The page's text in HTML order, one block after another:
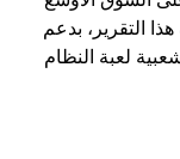
هذا التقرير، بدعم
لعبة النظام